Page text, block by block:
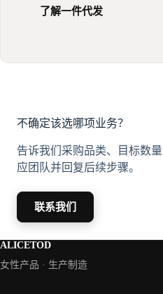
了解一件代发
不确定该选哪项业务？
告诉我们采购品类、目标数
应团队并回复后续步骤。
联系我们
ALICETOD
女性产品 · 生产制造